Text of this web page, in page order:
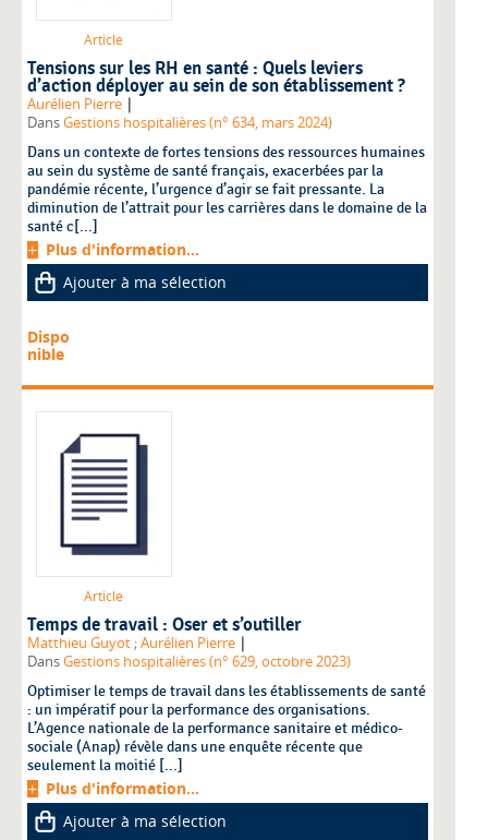
Article
Tensions sur les RH en santé : Quels leviers
d’action déployer au sein de son établissement ?
Aurélien Pierre |
DansGestions hospitalières (n° 634, mars 2024)
Dans un contexte de fortes tensions des ressources humaines
au sein du système de santé français, exacerbées par la
pandémie récente, l’urgence d’agir se fait pressante. La
diminution de l’attrait pour les carrières dans le domaine de la
santé c[...]
Plus d'information...
Ajouter à ma sélection
Dispo
nible
Article
Temps de travail : Oser et s’outiller
Matthieu Guyot ;Aurélien Pierre |
DansGestions hospitalières (n° 629, octobre 2023)
Optimiser le temps de travail dans les établissements de santé
: un impératif pour la performance des organisations.
L’Agence nationale de la performance sanitaire et médico-
sociale (Anap) révèle dans une enquête récente que
seulement la moitié [...]
Plus d'information...
Ajouter à ma sélection